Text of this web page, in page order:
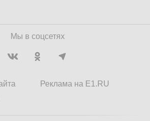
Мы в соцсетях
Реклама на E1.RU